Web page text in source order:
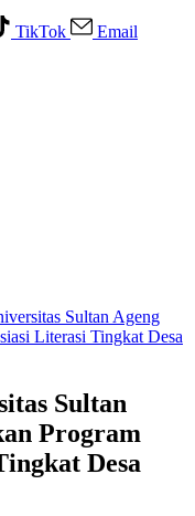
TikTok Email
Sultan Ageng
Literasi Tingkat Desa
Sultan
Program
Desa